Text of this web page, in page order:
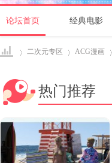
论坛首页 经典电影
爱盘›
二次元专区
›
ACG漫画
›
热门推荐